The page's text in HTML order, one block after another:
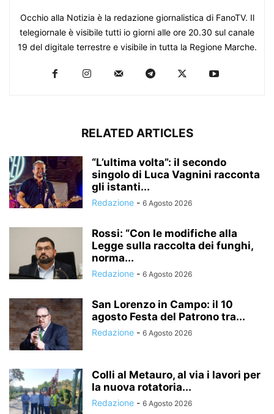
Occhio alla Notizia è la redazione giornalistica di FanoTV. Il
telegiornale è visibile tutti io giorni alle ore 20.30 sul canale
19 del digitale terrestre e visibile in tutta la Regione Marche.
RELATED ARTICLES
“L’ultima volta”: il secondo
singolo di Luca Vagnini racconta
gli istanti...
Redazione - 6 Agosto 2026
Rossi: “Con le modifiche alla
Legge sulla raccolta dei funghi,
norma...
Redazione - 6 Agosto 2026
San Lorenzo in Campo: il 10
agosto Festa del Patrono tra...
Redazione - 6 Agosto 2026
Colli al Metauro, al via i lavori per
la nuova rotatoria...
Redazione - 6 Agosto 2026